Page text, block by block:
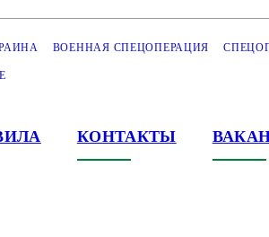
ВОЕННАЯ СПЕЦОПЕРАЦИЯ
КОНТАКТЫ